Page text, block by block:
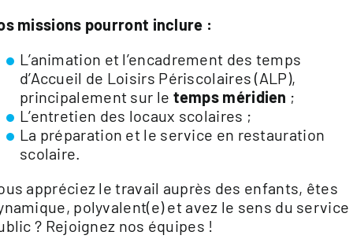
missions pourront inclure :
L’animation et l’encadrement des temps
d’Accueil de Loisirs Périscolaires (ALP),
principalement sur le temps méridien ;
L’entretien des locaux scolaires ;
La préparation et le service en restauration
scolaire.
appréciez le travail auprès des enfants, êtes
polyvalent(e) et avez le sens du service
? Rejoignez nos équipes !